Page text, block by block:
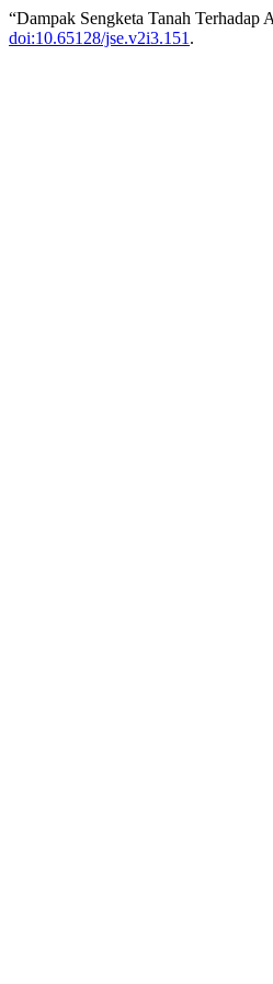
“Dampak Sengketa Tanah
doi:10.65128/jse.v2i3.151 .